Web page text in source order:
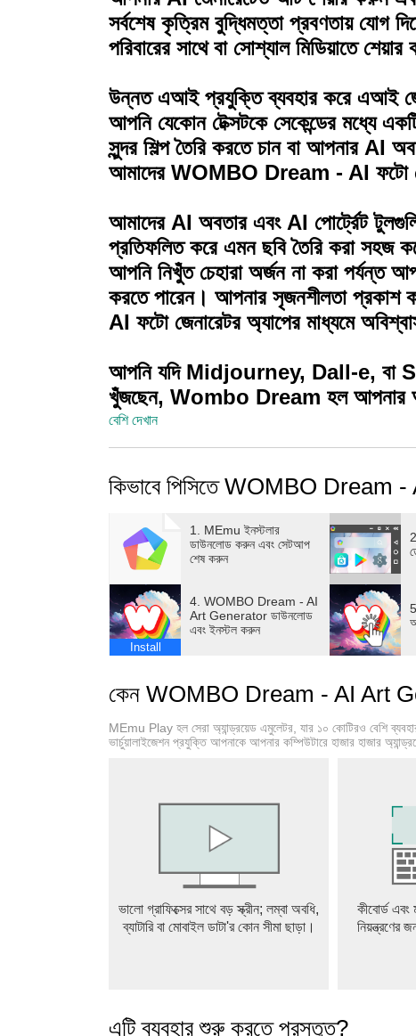
সর্বশেষ কৃত্রিম বুদ্ধিমত্তা প্রবণতায় যোগ
পরিবারের সাথে বা সোশ্যাল মিডিয়াতে
উন্নত এআই প্রযুক্তি ব্যবহার করে এআই
আপনি যেকোন টেক্সটকে সেকেন্ডের মধ্যে
সুন্দর শিল্প তৈরি করতে চান বা আপনার AI
আমাদের WOMBO Dream - AI ফটো
আমাদের AI অবতার এবং AI পোর্ট্রেট
প্রতিফলিত করে এমন ছবি তৈরি করা সহজ
আপনি নিখুঁত চেহারা অর্জন না করা পর্যন্ত
করতে পারেন। আপনার সৃজনশীলতা
AI ফটো জেনারেটর অ্যাপের মাধ্যমে
আপনি যদি Midjourney, Dall-e, বা
খুঁজছেন, Wombo Dream হল আপনার
বেশি দেখান
কিভাবে পিসিতে WOMBO Dream
1. MEmu ইনস্টলার
ডাউনলোড করুন এবং সেটআপ
শেষ করুন
Install
4. WOMBO Dream - AI
Art Generator ডাউনলোড
এবং ইনস্টল করুন
কেন WOMBO Dream - AI Art
MEmu Play হল সেরা অ্যান্ড্রয়েড এমুলেটর, যার ১০ কোটিরও বেশি
ভার্চুয়ালাইজেশন প্রযুক্তি আপনাকে আপনার কম্পিউটারে হাজার হাজার
ভালো গ্রাফিক্সের সাথে বড় স্ক্রীন; লম্বা অবধি,
ব্যাটারি বা মোবাইল ডাটা'র কোন সীমা ছাড়া।
কীবোর্ড এবং
নিয়ন্ত্রণের
এটি ব্যবহার শুরু করতে প্রস্তুত?